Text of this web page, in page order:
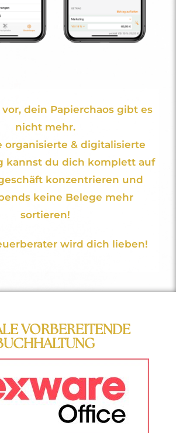
dein Papierchaos gibt es
nicht mehr.
organisierte & digitalisierte
kannst du dich komplett auf
konzentrieren und
keine Belege mehr
sortieren!
wird dich lieben!
VORBEREITENDE